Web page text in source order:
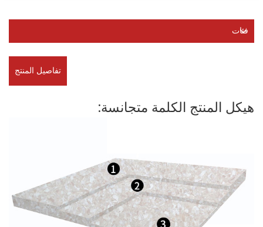
فئات
تفاصيل المنتج
هيكل المنتج الكلمة متجانسة: